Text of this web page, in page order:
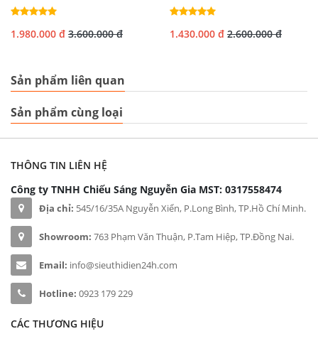
1.980.000 đ 3.600.000 đ 1.430.000 đ 2.600.000 đ
Sản phẩm liên quan
Sản phẩm cùng loại
THÔNG TIN LIÊN HỆ
Công ty TNHH Chiếu Sáng Nguyễn Gia MST: 0317558474
Địa chỉ: 545/16/35A Nguyễn Xiển, P.Long Bình, TP.Hồ Chí Minh.
Showroom: 763 Phạm Văn Thuận, P.Tam Hiệp, TP.Đồng Nai.
Email: info@sieuthidien24h.com
Hotline: 0923 179 229
CÁC THƯƠNG HIỆU